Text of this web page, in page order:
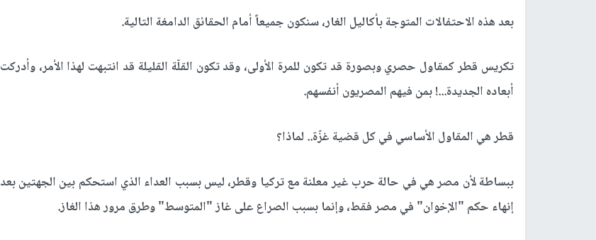
بعد هذه الاحتفالات المتوجة بأكاليل الغار، سنكون جميعاً أمام الحقائق الدامغة التالية.
تكريس قطر كمقاول حصري وبصورة قد تكون للمرة الأولى، وقد تكون القلّة القليلة قد انتبهت لهذا الأمر، وأدركت
أبعاده الجديدة...! بمن فيهم المصريون أنفسهم.
قطر هي المقاول الأساسي في كل قضية غزّة.. لماذا؟
ببساطة لأن مصر هي في حالة حرب غير معلنة مع تركيا وقطر، ليس بسبب العداء الذي استحكم بين الجهتين بعد
إنهاء حكم "الإخوان" في مصر فقط، وإنما بسبب الصراع على غاز "المتوسط" وطرق مرور هذا الغاز.